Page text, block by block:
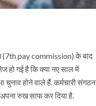
(7th pay commission) के बाद
हो गई है कि क्या नए साल में
होने वाले हैं. कर्मचारी संगठन
रुख साफ कर दिया है.